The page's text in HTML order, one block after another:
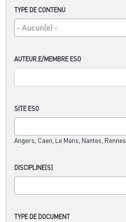
TYPE DE CONTENU
AUTEUR.E/MEMBRE ESO
SITE ESO
Angers, Caen, Le Mans, Nantes, Rennes
DISCIPLINE(S)
TYPE DE DOCUMENT